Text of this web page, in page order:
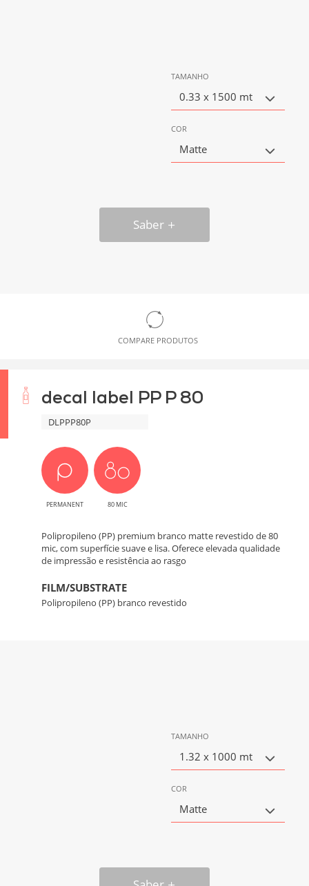
TAMANHO
0.33 x 1500 mt
COR
Matte
Saber
COMPARE PRODUTOS
decal label PP P 80
DLPPP80P
PERMANENT 80 MIC
Polipropileno (PP) premium branco matte revestido de 80
mic, com superfície suave e lisa. Oferece elevada qualidade
de impressão e resistência ao rasgo
FILM/SUBSTRATE
Polipropileno (PP) branco revestido
TAMANHO
1.32 x 1000 mt
COR
Matte